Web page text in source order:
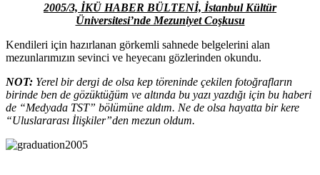
2005/3, İKÜ HABER BÜLTENİ, İstanbul Kültür
Üniversitesi’nde Mezuniyet Coşkusu
Kendileri için hazırlanan görkemli sahnede belgelerini alan
mezunlarımızın sevinci ve heyecanı gözlerinden okundu.
NOT: Yerel bir dergi de olsa kep töreninde çekilen fotoğrafların
birinde ben de gözüktüğüm ve altında bu yazı yazdığı için bu haberi
de “Medyada TST” bölümüne aldım. Ne de olsa hayatta bir kere
“Uluslararası İlişkiler”den mezun oldum.